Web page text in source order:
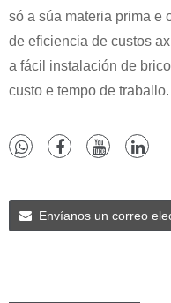
só a súa materia prima e
de eficiencia de custos
a fácil instalación de
custo e tempo de traballo.
Envíanos un correo